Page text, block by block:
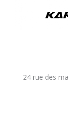
24 rue des